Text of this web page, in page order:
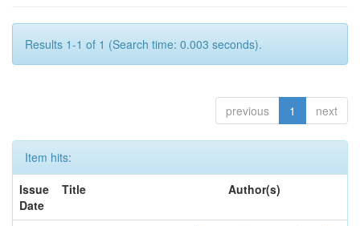
Results 1-1 of 1 (Search time: 0.003 seconds).
previous 1 next
Item hits:
Issue
Date
Title Author(s)